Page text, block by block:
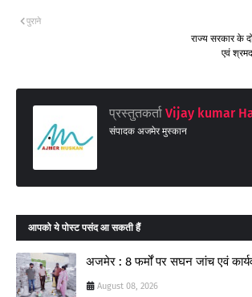
राज्य सरकार के
एवं
पुराने
प्रस्तुतकर्ता Vijay kumar
संपादक अजमेर मुस्कान
आपको ये पोस्ट पसंद आ सकती हैं
अजमेर : 8 फर्मों पर सघन जांच एवं
August 08, 2026